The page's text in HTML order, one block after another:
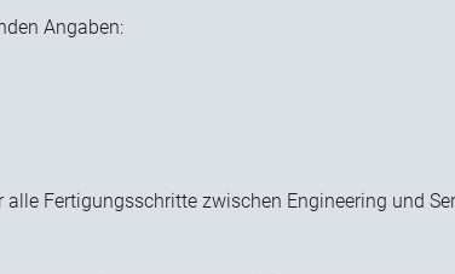
Angaben:
Fertigungsschritte zwischen Engineering und